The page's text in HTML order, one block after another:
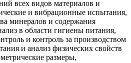
всех видов материалов и
и вибрационные испытания,
минералов и содержания
в области гигиены питания,
и контроль за производством
и анализ физических свойств
размеры,